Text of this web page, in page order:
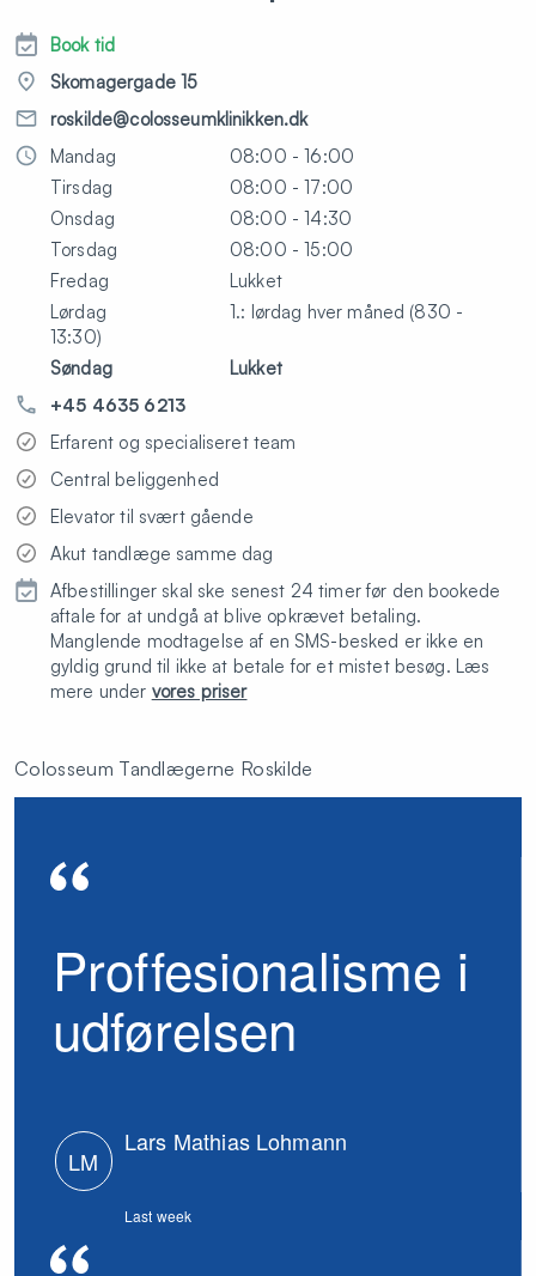
Book tid
Skomagergade 15
roskilde@colosseumklinikken.dk
Mandag
08:00 - 16:00
Tirsdag
08:00 - 17:00
Onsdag
08:00 - 14:30
Torsdag
08:00 - 15:00
Fredag
Lukket
Lørdag
1.: lørdag hver måned (830 -
13:30)
Søndag
Lukket
+45 4635 6213
Erfarent og specialiseret team
Central beliggenhed
Elevator til svært gående
Akut tandlæge samme dag
Afbestillinger skal ske senest 24 timer før den bookede
aftale for at undgå at blive opkrævet betaling.
Manglende modtagelse af en SMS-besked er ikke en
gyldig grund til ikke at betale for et mistet besøg. Læs
mere under vores priser
Colosseum Tandlægerne Roskilde
Proffesionalisme i
udførelsen
LM
Lars Mathias Lohmann
Last week